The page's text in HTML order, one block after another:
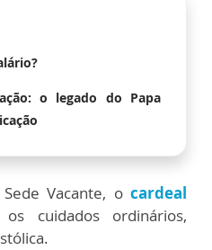
o legado do Papa
Vacante, o cardeal
cuidados ordinários,